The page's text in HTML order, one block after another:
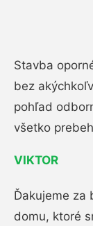
Stavba
bez
pohľad
všetko
VIKTOR
Ďakujeme za
domu, ktoré